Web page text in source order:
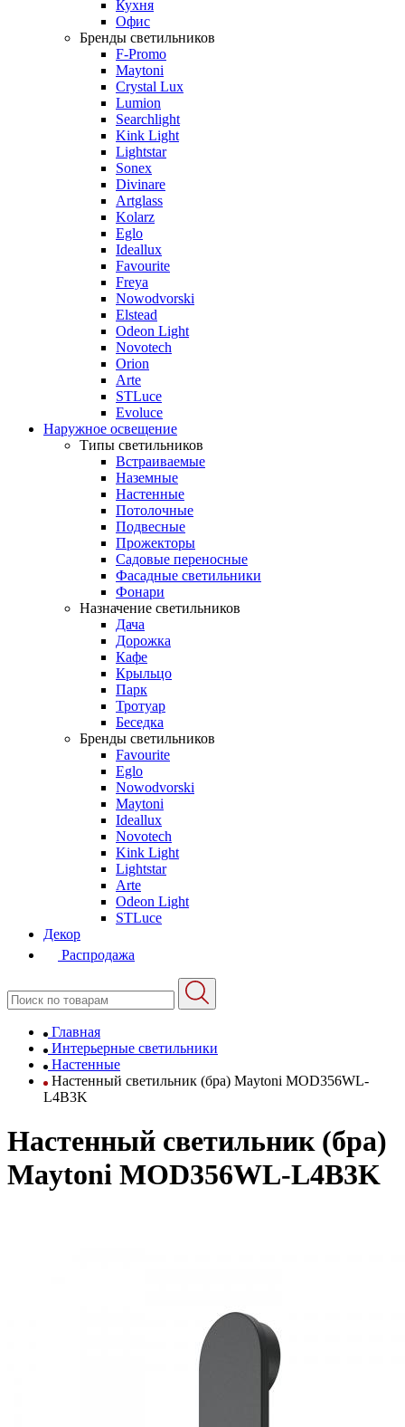
Кухня
Офис
Бренды светильников
F-Promo
Maytoni
Crystal Lux
Lumion
Searchlight
Kink Light
Lightstar
Sonex
Divinare
Artglass
Kolarz
Eglo
Ideallux
Favourite
Freya
Nowodvorski
Elstead
Odeon Light
Novotech
Orion
Arte
STLuce
Evoluce
Наружное освещение
Типы светильников
Встраиваемые
Наземные
Настенные
Потолочные
Подвесные
Прожекторы
Садовые переносные
Фасадные светильники
Фонари
Назначение светильников
Дача
Дорожка
Кафе
Крыльцо
Парк
Тротуар
Беседка
Бренды светильников
Favourite
Eglo
Nowodvorski
Maytoni
Ideallux
Novotech
Kink Light
Lightstar
Arte
Odeon Light
STLuce
Декор
Распродажа
Главная
Интерьерные светильники
Настенные
Настенный светильник (бра) Maytoni MOD356WL-
L4B3K
Настенный светильник (бра)
Maytoni MOD356WL-L4B3K